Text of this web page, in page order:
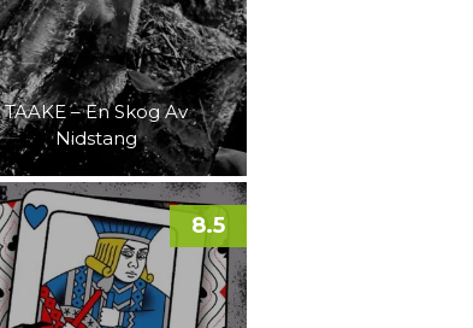
TAAKE – En Skog Av
Nidstang
8.5